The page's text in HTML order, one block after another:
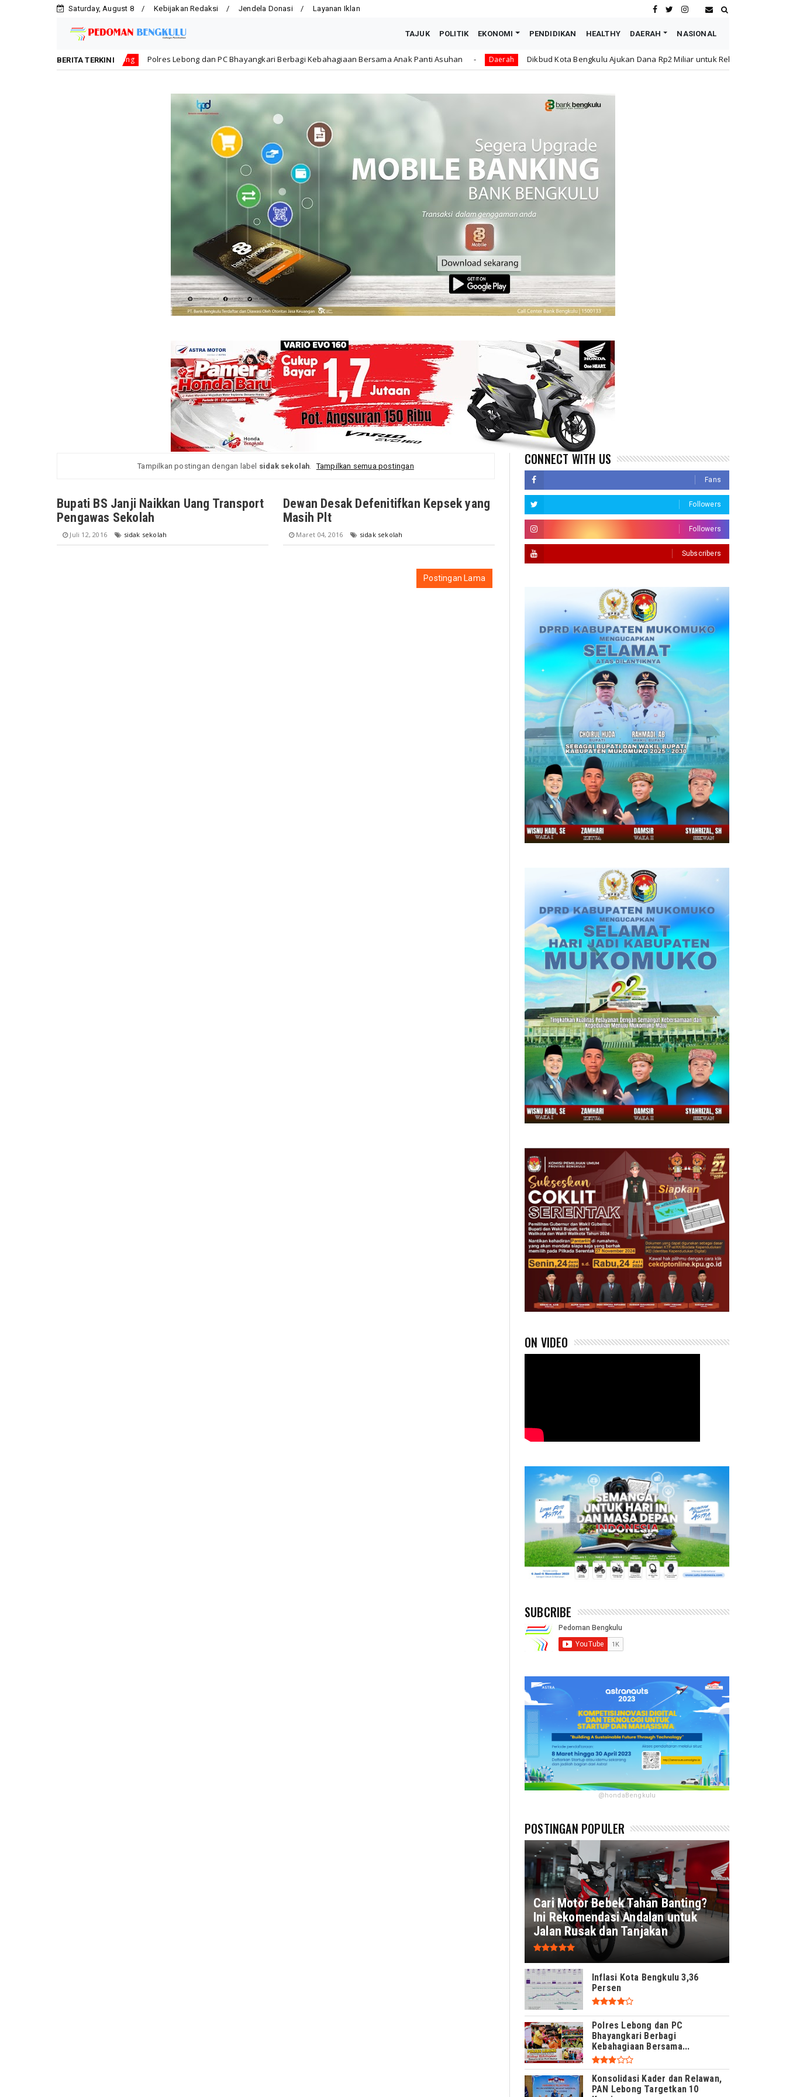
Saturday, August 8 Kebijakan Redaksi Jendela Donasi Layanan Iklan
TAJUK POLITIK EKONOMI PENDIDIKAN HEALTHY DAERAH NASIONAL
BERITA TERKINI
Polres Lebong dan PC Bhayangkari Berbagi Kebahagiaan Bersama Anak Panti Asuhan Daerah Dikbud Kota Bengkulu Ajukan Dana Rp2 Miliar untuk Rehabilitasi SMPN 19 Pascakebakaran
Tampilkan postingan dengan label sidak sekolah. Tampilkan semua postingan
Bupati BS Janji Naikkan Uang Transport
Pengawas Sekolah
Juli 12, 2016 sidak sekolah
Dewan Desak Defenitifkan Kepsek yang
Masih Plt
Maret 04, 2016 sidak sekolah
Postingan Lama
CONNECT WITH US
Fans
Followers
Followers
Subscribers
ON VIDEO
SUBCRIBE
@hondaBengkulu
POSTINGAN POPULER
Cari Motor Bebek Tahan Banting?
Ini Rekomendasi Andalan untuk
Jalan Rusak dan Tanjakan
Inflasi Kota Bengkulu 3,36
Persen
Polres Lebong dan PC
Bhayangkari Berbagi
Kebahagiaan Bersama...
Konsolidasi Kader dan Relawan,
PAN Lebong Targetkan 10